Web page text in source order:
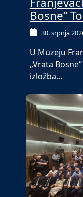
Bosne“
30. srpnja
U Muzeju
„Vrata
izložba…